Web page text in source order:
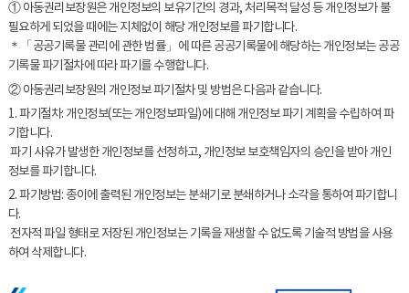
① 아동권리보장원은 개인정보의 보유기간의 경과, 처리목적 달성 등 개인정보가 불
필요하게 되었을 때에는 지체없이 해당 개인정보를 파기합니다.
＊「공공기록물 관리에 관한 법률」에 따른 공공기록물에 해당하는 개인정보는 공공
기록물 파기절차에 따라 파기를 수행합니다.
② 아동권리보장원의 개인정보 파기절차 및 방법은 다음과 같습니다.
1. 파기절차: 개인정보(또는 개인정보파일)에 대해 개인정보 파기 계획을 수립하여 파
기합니다.
­ 파기 사유가 발생한 개인정보를 선정하고, 개인정보 보호책임자의 승인을 받아 개인
정보를 파기합니다.
2. 파기방법: 종이에 출력된 개인정보는 분쇄기로 분쇄하거나 소각을 통하여 파기합니
다.
­ 전자적 파일 형태로 저장된 개인정보는 기록을 재생할 수 없도록 기술적 방법을 사용
하여 삭제합니다.